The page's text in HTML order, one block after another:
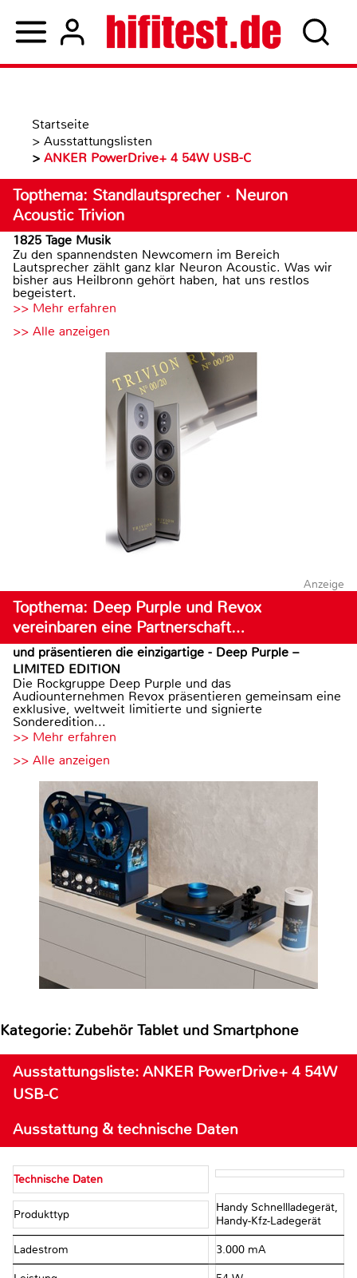
Startseite
> Ausstattungslisten
> ANKER PowerDrive+ 4 54W USB-C
Topthema: Standlautsprecher · Neuron
Acoustic Trivion
1825 Tage Musik
Zu den spannendsten Newcomern im Bereich
Lautsprecher zählt ganz klar Neuron Acoustic. Was wir
bisher aus Heilbronn gehört haben, hat uns restlos
begeistert.
>> Mehr erfahren
>> Alle anzeigen
Anzeige
Topthema: Deep Purple und Revox
vereinbaren eine Partnerschaft…
und präsentieren die einzigartige - Deep Purple –
LIMITED EDITION
Die Rockgruppe Deep Purple und das
Audiounternehmen Revox präsentieren gemeinsam eine
exklusive, weltweit limitierte und signierte
Sonderedition...
>> Mehr erfahren
>> Alle anzeigen
Kategorie: Zubehör Tablet und Smartphone
Ausstattungsliste: ANKER PowerDrive+ 4 54W
USB-C
Ausstattung & technische Daten
Technische Daten
Produkttyp
Handy Schnellladegerät,
Handy-Kfz-Ladegerät
Ladestrom 3.000 mA